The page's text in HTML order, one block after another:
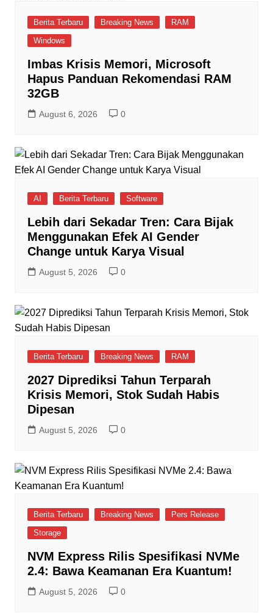
Berita Terbaru Breaking News
RAM
Windows
Imbas Krisis Memori, Microsoft
Hapus Panduan Rekomendasi RAM
32GB
August 6, 2026 0
AI Berita Terbaru Software
Lebih dari Sekadar Tren: Cara Bijak
Menggunakan Efek AI Gender
Change untuk Karya Visual
August 5, 2026 0
Berita Terbaru Breaking News RAM
2027 Diprediksi Tahun Terparah
Krisis Memori, Stok Sudah Habis
Dipesan
August 5, 2026 0
Berita Terbaru Breaking News
Pers Release
Storage
NVM Express Rilis Spesifikasi NVMe
2.4: Bawa Keamanan Era Kuantum!
August 5, 2026 0